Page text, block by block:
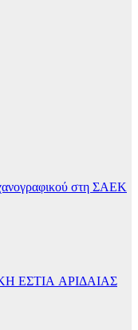
στη ΣΑΕΚ
ΕΣΤΙΑ ΑΡΙΔΑΙΑΣ